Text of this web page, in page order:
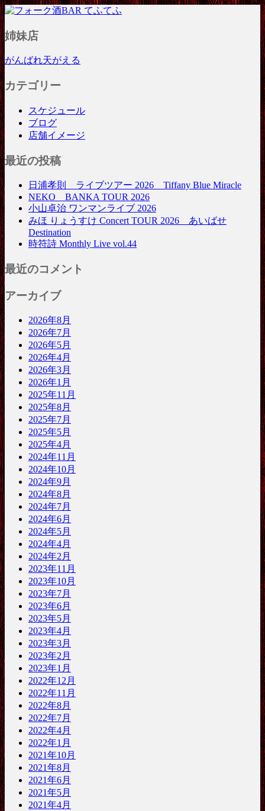
姉妹店
がんばれ天がえる
カテゴリー
スケジュール
ブログ
店舗イメージ
最近の投稿
日浦孝則 ライブツアー 2026 Tiffany Blue Miracle
NEKO BANKA TOUR 2026
小山卓治 ワンマンライブ 2026
みほ りょうすけ Concert TOUR 2026 あいばせ
Destination
時符詩 Monthly Live vol.44
最近のコメント
アーカイブ
2026年8月
2026年7月
2026年5月
2026年4月
2026年3月
2026年1月
2025年11月
2025年8月
2025年7月
2025年5月
2025年4月
2024年11月
2024年10月
2024年9月
2024年8月
2024年7月
2024年6月
2024年5月
2024年4月
2024年2月
2023年11月
2023年10月
2023年7月
2023年6月
2023年5月
2023年4月
2023年3月
2023年2月
2023年1月
2022年12月
2022年11月
2022年8月
2022年7月
2022年4月
2022年1月
2021年10月
2021年8月
2021年6月
2021年5月
2021年4月